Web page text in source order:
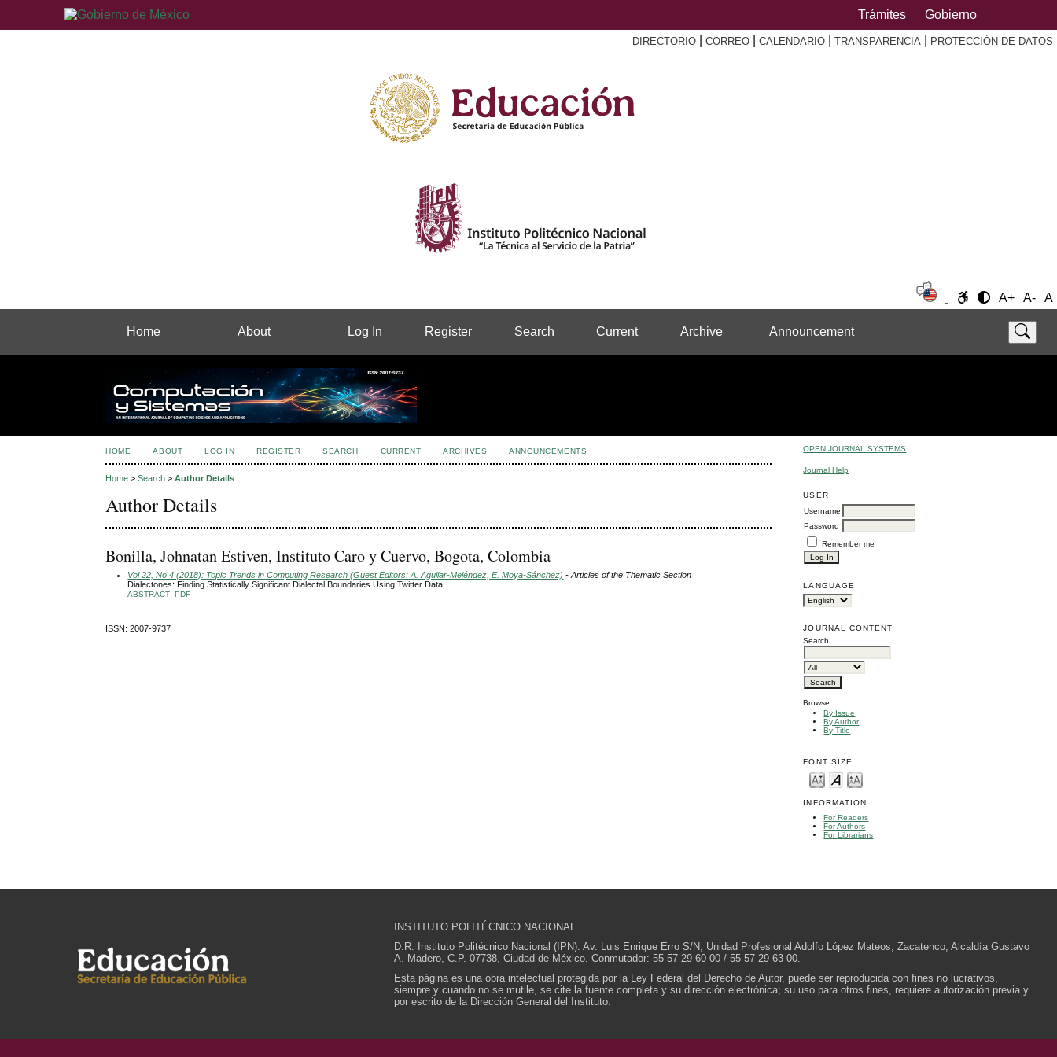
Trámites Gobierno
DIRECTORIO CORREO CALENDARIO TRANSPARENCIA PROTECCIÓN DE DATOS
A+ A- A
Home About Log In Register Search Current Archive Announcement
OPEN JOURNAL SYSTEMS
Journal Help
USER
Username
Password
Remember me
LANGUAGE
JOURNAL CONTENT
Search
Browse
By Issue
By Author
By Title
FONT SIZE
INFORMATION
For Readers
For Authors
For Librarians
HOME ABOUT LOG IN REGISTER SEARCH CURRENT ARCHIVES ANNOUNCEMENTS
Home >Search >Author Details
Author Details
Bonilla, Johnatan Estiven, Instituto Caro y Cuervo, Bogota, Colombia
Vol 22, No 4 (2018): Topic Trends in Computing Research (Guest Editors: A. Aguilar-Meléndez, E. Moya-Sánchez) - Articles of the Thematic Section
Dialectones: Finding Statistically Significant Dialectal Boundaries Using Twitter Data
ABSTRACT PDF
ISSN: 2007-9737
INSTITUTO POLITÉCNICO NACIONAL
D.R. Instituto Politécnico Nacional (IPN). Av. Luis Enrique Erro S/N, Unidad Profesional Adolfo López Mateos, Zacatenco, Alcaldía Gustavo
A. Madero, C.P. 07738, Ciudad de México. Conmutador: 55 57 29 60 00 / 55 57 29 63 00.
Esta página es una obra intelectual protegida por la Ley Federal del Derecho de Autor, puede ser reproducida con fines no lucrativos,
siempre y cuando no se mutile, se cite la fuente completa y su dirección electrónica; su uso para otros fines, requiere autorización previa y
por escrito de la Dirección General del Instituto.